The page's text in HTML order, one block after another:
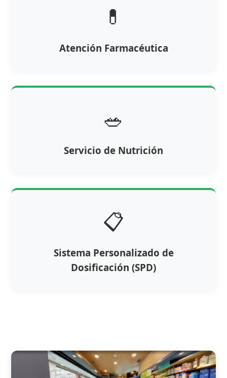
💊
Atención Farmacéutica
🥗
Servicio de Nutrición
📋
Sistema Personalizado de
Dosificación (SPD)